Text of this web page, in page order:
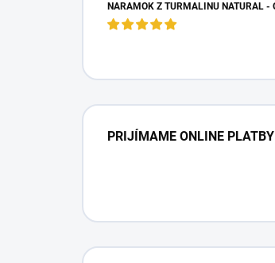
PRIJÍMAME ONLINE PLATBY